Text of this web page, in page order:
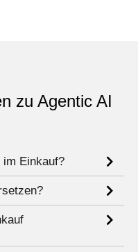
zu Agentic AI
Einkauf?